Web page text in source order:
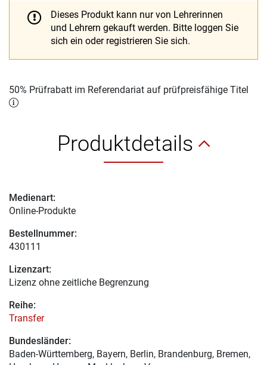
Dieses Produkt kann nur von Lehrerinnen
und Lehrern gekauft werden. Bitte loggen Sie
sich ein oder registrieren Sie sich.
50% Prüfrabatt im Referendariat auf prüfpreisfähige Titel
Produktdetails
Medienart:
Online-Produkte
Bestellnummer:
430111
Lizenzart:
Lizenz ohne zeitliche Begrenzung
Reihe:
Transfer
Bundesländer:
Baden-Württemberg, Bayern, Berlin, Brandenburg, Bremen,